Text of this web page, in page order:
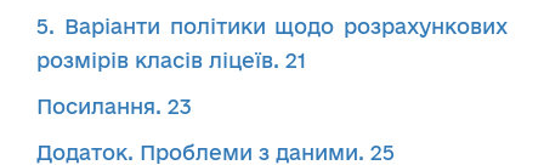
5. Варіанти політики щодо розрахункових
розмірів класів ліцеїв. 21
Посилання. 23
Додаток. Проблеми з даними. 25